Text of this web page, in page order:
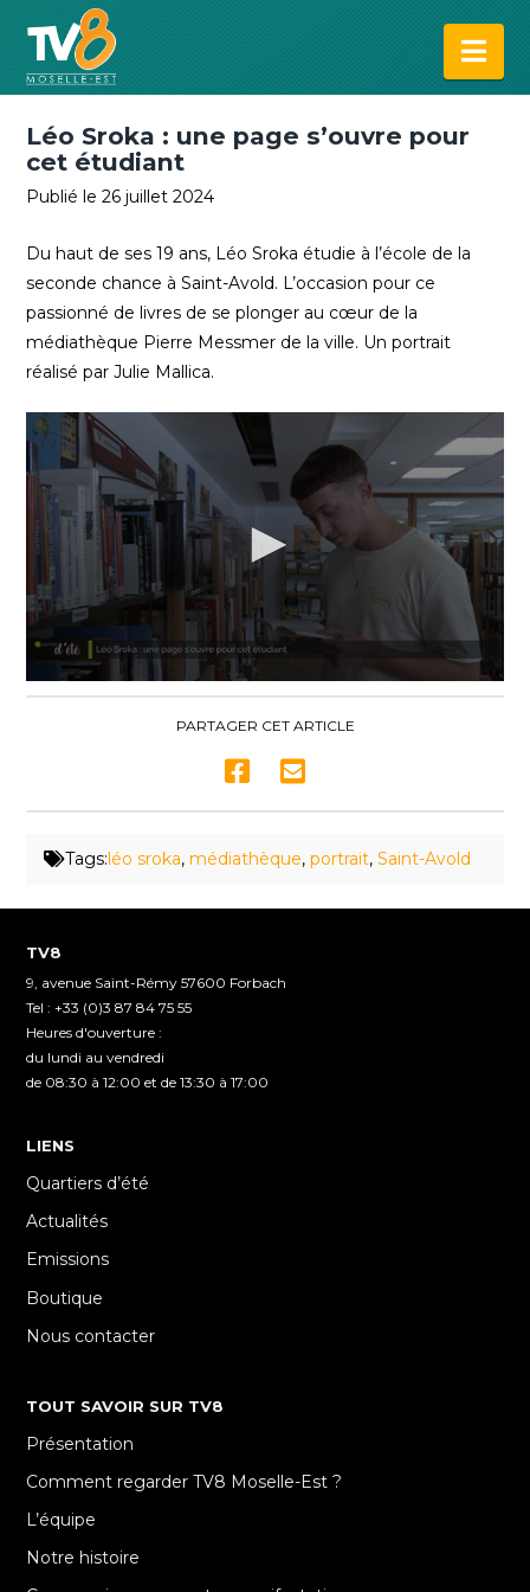
Léo Sroka : une page s’ouvre pour
cet étudiant
Publié le 26 juillet 2024
Du haut de ses 19 ans, Léo Sroka étudie à l’école de la
seconde chance à Saint-Avold. L’occasion pour ce
passionné de livres de se plonger au cœur de la
médiathèque Pierre Messmer de la ville. Un portrait
réalisé par Julie Mallica.
PARTAGER CET ARTICLE
Tags:léo sroka,médiathèque,portrait,Saint-Avold
TV8
9, avenue Saint-Rémy 57600 Forbach
Tel : +33 (0)3 87 84 75 55
Heures d'ouverture :
du lundi au vendredi
de 08:30 à 12:00 et de 13:30 à 17:00
LIENS
Quartiers d’été
Actualités
Emissions
Boutique
Nous contacter
TOUT SAVOIR SUR TV8
Présentation
Comment regarder TV8 Moselle-Est ?
L’équipe
Notre histoire